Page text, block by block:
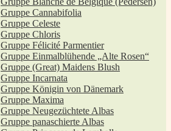
Gruppe Cannabifolia
Gruppe Celeste
Gruppe Chloris
Gruppe Félicité Parmentier
Gruppe Einmalblühende „Alte Rosen“
Gruppe (Great) Maidens Blush
Gruppe Incarnata
Gruppe Königin von Dänemark
Gruppe Maxima
Gruppe Neugezüchtete Albas
Gruppe panaschierte Albas